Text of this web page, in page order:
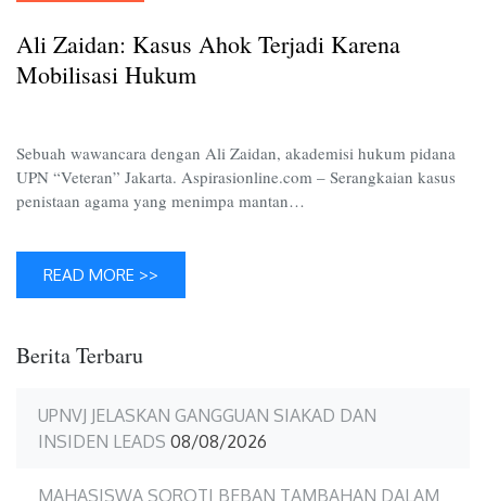
Ali Zaidan: Kasus Ahok Terjadi Karena
Mobilisasi Hukum
Sebuah wawancara dengan Ali Zaidan, akademisi hukum pidana
UPN “Veteran” Jakarta. Aspirasionline.com – Serangkaian kasus
penistaan agama yang menimpa mantan…
READ MORE >>
Berita Terbaru
UPNVJ JELASKAN GANGGUAN SIAKAD DAN
INSIDEN LEADS 08/08/2026
MAHASISWA SOROTI BEBAN TAMBAHAN DALAM